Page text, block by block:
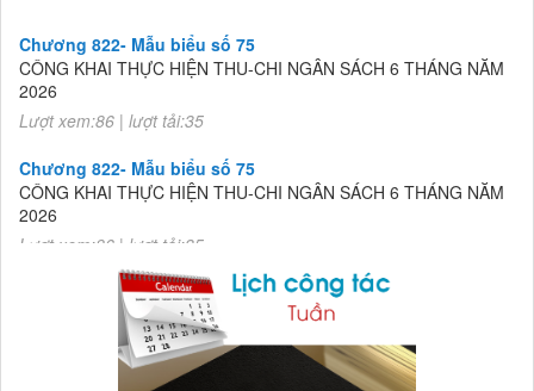
Chương 822- Mẫu biểu số 75
CÔNG KHAI THỰC HIỆN THU-CHI NGÂN SÁCH 6 THÁNG NĂM
2026
Lượt xem:86 | lượt tải:35
Chương 822- Mẫu biểu số 75
CÔNG KHAI THỰC HIỆN THU-CHI NGÂN SÁCH 6 THÁNG NĂM
2026
Lượt xem:86 | lượt tải:35